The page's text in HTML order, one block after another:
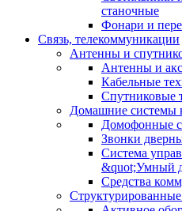
станочные
Фонари и
Связь, телекоммуникации
Антенны и
Антенны и
Кабельные
Спутниковые
Домашние системы
Домофонные
Звонки
Система
&quot;Умный
Средства